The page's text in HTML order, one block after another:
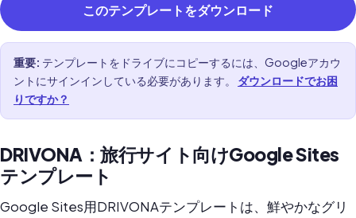
このテンプレートをダウンロード
重要: テンプレートをドライブにコピーするには、Googleアカウ
ントにサインインしている必要があります。 ダウンロードでお困
りですか？
DRIVONA：旅行サイト向けGoogle Sites
テンプレート
Google Sites用DRIVONAテンプレートは、鮮やかなグリ